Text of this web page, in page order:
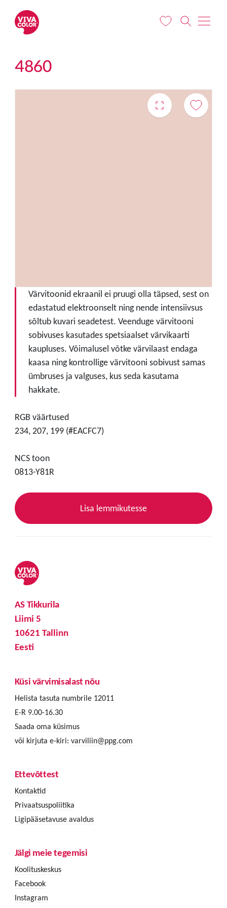
4860
Värvitoonid ekraanil ei pruugi olla täpsed, sest on
edastatud elektroonselt ning nende intensiivsus
sõltub kuvari seadetest. Veenduge värvitooni
sobivuses kasutades spetsiaalset värvikaarti
kaupluses. Võimalusel võtke värvilaast endaga
kaasa ning kontrollige värvitooni sobivust samas
ümbruses ja valguses, kus seda kasutama
hakkate.
RGB väärtused
234, 207, 199 (#EACFC7)
NCS toon
0813-Y81R
Lisa lemmikutesse
AS Tikkurila
Liimi 5
10621 Tallinn
Eesti
Küsi värvimisalast nõu
Helista tasuta numbrile 12011
E-R 9.00-16.30
Saada oma küsimus
või kirjuta e-kiri: varviliin@ppg.com
Ettevõttest
Kontaktid
Privaatsuspoliitika
Ligipääsetavuse avaldus
Jälgi meie tegemisi
Koolituskeskus
Facebook
Instagram